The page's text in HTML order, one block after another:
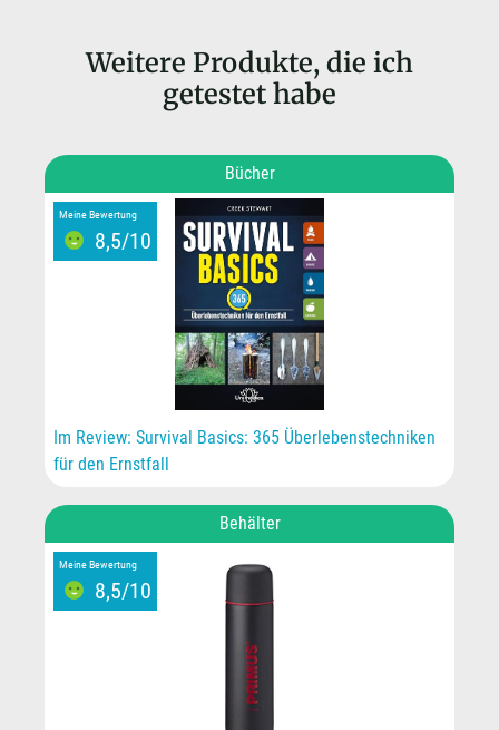
Weitere Produkte, die ich
getestet habe
Bücher
Meine Bewertung
8,5/10
Im Review: Survival Basics: 365 Überlebenstechniken
für den Ernstfall
Behälter
Meine Bewertung
8,5/10